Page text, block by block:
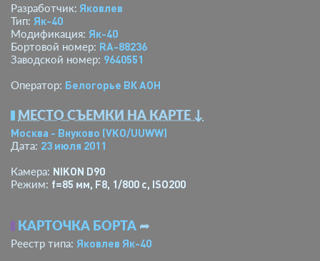
Разработчик: Яковлев
Тип: Як-40
Модификация: Як-40
Бортовой номер: RA-88236
Заводской номер: 9640551
Оператор: Белогорье ВК АОН
МЕСТО СЪЕМКИ НА КАРТЕ ↓
Москва - Внуково (VKO/UUWW)
Дата: 23 июля 2011
Камера: NIKON D90
Режим: f=85 мм, F8, 1/800 с, ISO200
КАРТОЧКА БОРТА ➦
Реестр типа: Яковлев Як-40